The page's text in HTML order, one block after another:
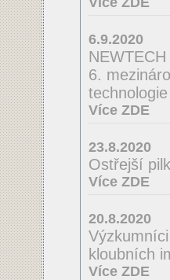
6.9.2020
6.
technologie
Více ZDE
23.8.2020
Ostřejší
Více ZDE
20.8.2020
kloubních
Více ZDE